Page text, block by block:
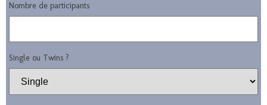
Nombre de participants
Single ou Twins ?